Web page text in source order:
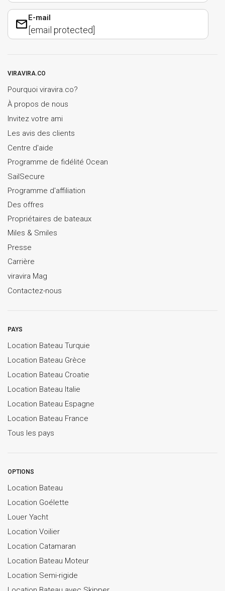
E-mail
[email protected]
VIRAVIRA.CO
Pourquoi viravira.co?
À propos de nous
Invitez votre ami
Les avis des clients
Centre d'aide
Programme de fidélité Ocean
SailSecure
Programme d'affiliation
Des offres
Propriétaires de bateaux
Miles & Smiles
Presse
Carrière
viravira Mag
Contactez-nous
PAYS
Location Bateau Turquie
Location Bateau Grèce
Location Bateau Croatie
Location Bateau Italie
Location Bateau Espagne
Location Bateau France
Tous les pays
OPTIONS
Location Bateau
Location Goélette
Louer Yacht
Location Voilier
Location Catamaran
Location Bateau Moteur
Location Semi-rigide